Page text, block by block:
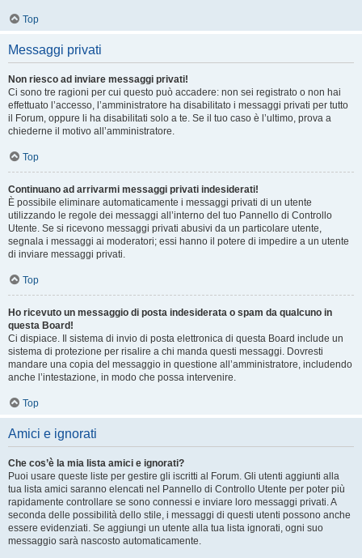
Top
Messaggi privati
Non riesco ad inviare messaggi privati!
Ci sono tre ragioni per cui questo può accadere: non sei registrato o non hai
effettuato l’accesso, l’amministratore ha disabilitato i messaggi privati per tutto
il Forum, oppure li ha disabilitati solo a te. Se il tuo caso è l’ultimo, prova a
chiederne il motivo all’amministratore.
Top
Continuano ad arrivarmi messaggi privati indesiderati!
È possibile eliminare automaticamente i messaggi privati ​​di un utente
utilizzando le regole dei messaggi all’interno del tuo Pannello di Controllo
Utente. Se si ricevono messaggi privati ​​abusivi da un particolare utente,
segnala i messaggi ai moderatori; essi hanno il potere di impedire a un utente
di inviare messaggi privati​​.
Top
Ho ricevuto un messaggio di posta indesiderata o spam da qualcuno in
questa Board!
Ci dispiace. Il sistema di invio di posta elettronica di questa Board include un
sistema di protezione per risalire a chi manda questi messaggi. Dovresti
mandare una copia del messaggio in questione all’amministratore, includendo
anche l’intestazione, in modo che possa intervenire.
Top
Amici e ignorati
Che cos’è la mia lista amici e ignorati?
Puoi usare queste liste per gestire gli iscritti al Forum. Gli utenti aggiunti alla
tua lista amici saranno elencati nel Pannello di Controllo Utente per poter più
rapidamente controllare se sono connessi e inviare loro messaggi privati. A
seconda delle possibilità dello stile, i messaggi di questi utenti possono anche
essere evidenziati. Se aggiungi un utente alla tua lista ignorati, ogni suo
messaggio sarà nascosto automaticamente.